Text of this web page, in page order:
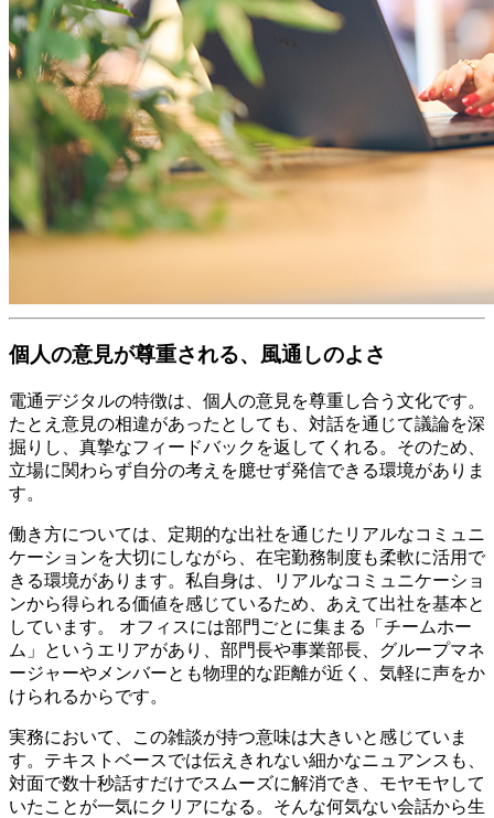
個人の意見が尊重される、風通しのよさ
電通デジタルの特徴は、個人の意見を尊重し合う文化です。
たとえ意見の相違があったとしても、対話を通じて議論を深
掘りし、真摯なフィードバックを返してくれる。そのため、
立場に関わらず自分の考えを臆せず発信できる環境がありま
す。
働き方については、定期的な出社を通じたリアルなコミュニ
ケーションを大切にしながら、在宅勤務制度も柔軟に活用で
きる環境があります。私自身は、リアルなコミュニケーショ
ンから得られる価値を感じているため、あえて出社を基本と
しています。 オフィスには部門ごとに集まる「チームホー
ム」というエリアがあり、部門長や事業部長、グループマネ
ージャーやメンバーとも物理的な距離が近く、気軽に声をか
けられるからです。
実務において、この雑談が持つ意味は大きいと感じていま
す。テキストベースでは伝えきれない細かなニュアンスも、
対面で数十秒話すだけでスムーズに解消でき、モヤモヤして
いたことが一気にクリアになる。そんな何気ない会話から生